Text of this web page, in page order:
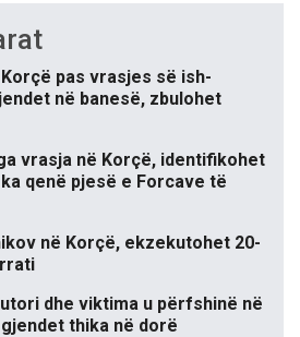
Korçë pas vrasjes së ish-
në banesë, zbulohet
vrasja në Korçë, identifikohet
qenë pjesë e Forcave të
në Korçë, ekzekutohet 20-
dhe viktima u përfshinë në
thika në dorë